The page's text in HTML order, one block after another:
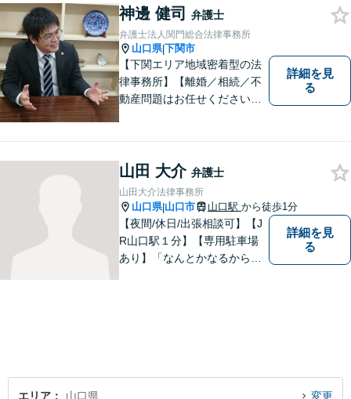
神邊 健司 弁護士
弁護士法人関門総合法律事務所
山口県|下関市
【下関エリア地域密着型の法
律事務所】【離婚／相続／不
動産問題はお任せください】
りの声を大切にし、適切な解
決方法をご提案いたします。
詳細を見
る
山田 大介 弁護士
山田大介法律事務所
山口県|山口市 山口駅 から徒歩1分
【夜間/休日/出張相談可】【J
R山口駅１分】【専用駐車場
あり】「なんとかなるから大
詳細を見
る
エリア 山口県 変更